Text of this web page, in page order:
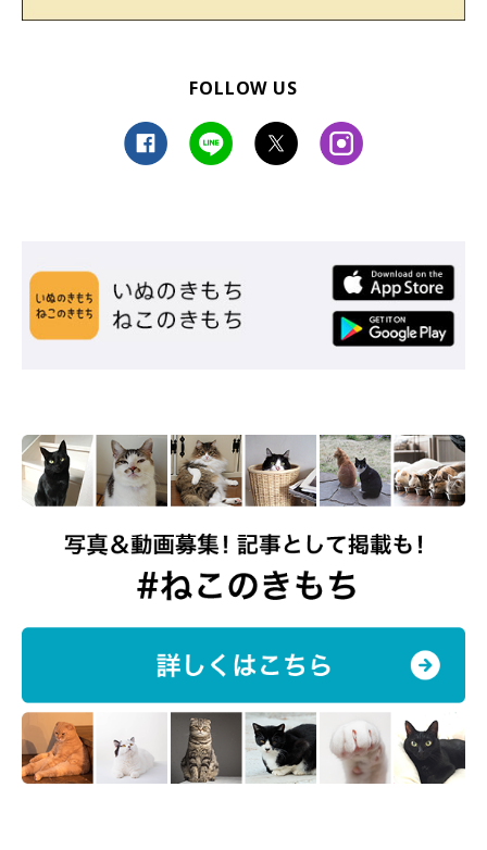
ニャ」
ボックス全体が爪とぎになっているので、中からも上からも横か
角や最近はリモートワークもしているので、仕事中も近くに来て
くれるように仕事机の真横に爪とぎを置いたりしています（笑）
FOLLOW US